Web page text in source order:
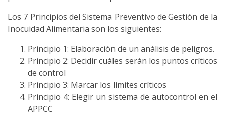
Los 7 Principios del Sistema Preventivo de Gestión de la
Inocuidad Alimentaria son los siguientes:
Principio 1: Elaboración de un análisis de peligros.
Principio 2: Decidir cuáles serán los puntos críticos
de control
Principio 3: Marcar los límites críticos
Principio 4: Elegir un sistema de autocontrol en el
APPCC